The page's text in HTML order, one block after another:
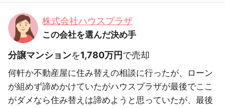
株式会社ハウスプラザ
この会社を選んだ決め手
分譲マンションを1,780万円で売却
何軒か不動産屋に住み替えの相談に行ったが、ローン
が組めず諦めかけていたがハウスプラザが最後でここ
がダメなら住み替えは諦めようと思っていたが、最後